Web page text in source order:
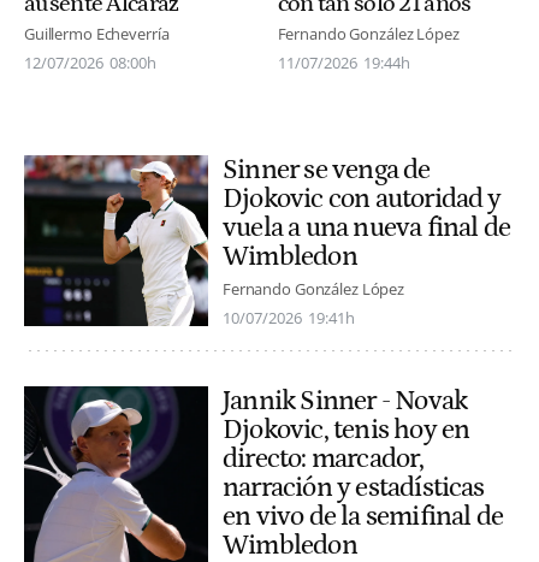
Guillermo Echeverría
12/07/2026 08:00h
Fernando González López
11/07/2026 19:44h
Sinner se venga de
Djokovic con autoridad y
vuela a una nueva final de
Wimbledon
Fernando González López
10/07/2026 19:41h
Jannik Sinner - Novak
Djokovic, tenis hoy en
directo: marcador,
narración y estadísticas
en vivo de la semifinal de
Wimbledon